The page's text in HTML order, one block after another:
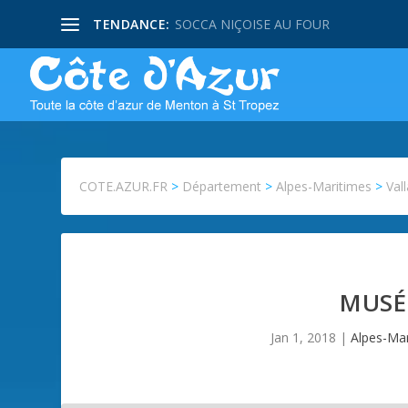
TENDANCE: SOCCA NIÇOISE AU FOUR
COTE.AZUR.FR > Département >Alpes-Maritimes >
Jan 1, 2018 |Alpes-